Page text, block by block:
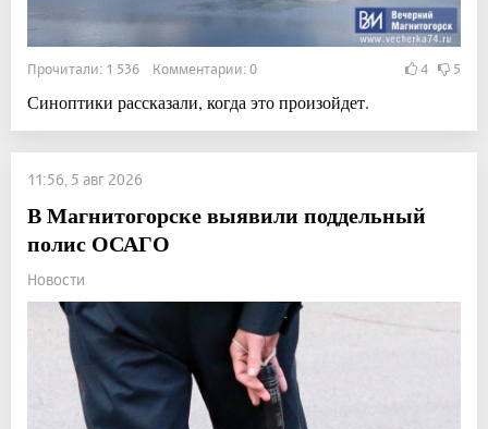
Прочитали: 1 536 Комментарии: 0 4 5
Синоптики рассказали, когда это произойдет.
11:56, 5 авг 2026
В Магнитогорске выявили поддельный
полис ОСАГО
Новости